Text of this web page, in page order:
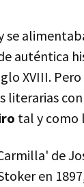
se
auténtica
XVIII.
literarias
tal y como
de
en